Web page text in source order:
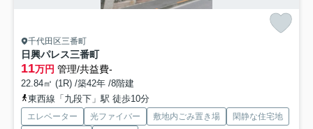
千代田区三番町
日興パレス三番町
11万円 管理/共益費-
22.84㎡ (1R) /築42年 /8階建
東西線「九段下」駅 徒歩10分
エレベーター 光ファイバー 敷地内ごみ置き場
閑静な住宅地